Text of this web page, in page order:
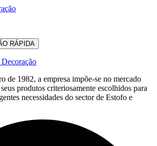
RÁPIDA
de 1982, a empresa impõe-se no mercado
produtos criteriosamente escolhidos para
necessidades do sector de Estofo e